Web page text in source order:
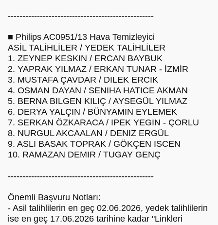
--------------------------------------------------
■ Philips AC0951/13 Hava Temizleyici
ASİL TALİHLİLER / YEDEK TALİHLİLER
1. ZEYNEP KESKIN / ERCAN BAYBUK
2. YAPRAK YILMAZ / ERKAN TUNAR - İZMİR
3. MUSTAFA ÇAVDAR / DILEK ERCIK
4. OSMAN DAYAN / SENIHA HATICE AKMAN
5. BERNA BILGEN KILIÇ / AYSEGÜL YILMAZ
6. DERYA YALÇIN / BÜNYAMIN EYLEMEK
7. SERKAN ÖZKARACA / IPEK YEGIN - ÇORLU
8. NURGUL AKCAALAN / DENIZ ERGÜL
9. ASLI BASAK TOPRAK / GÖKÇEN ISCEN
10. RAMAZAN DEMIR / TUGAY GENÇ
--------------------------------------------------
Önemli Başvuru Notları:
- Asil talihlilerin en geç 02.06.2026, yedek talihlilerin
ise en geç 17.06.2026 tarihine kadar "Linkleri